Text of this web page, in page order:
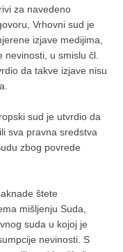
za navedeno
Vrhovni sud je
izjave medijima,
u smislu čl.
da takve izjave nisu
sud je utvrdio da
sva pravna sredstva
zbog povrede
štete
mišljenju Suda,
suda u kojoj je
nevinosti. S